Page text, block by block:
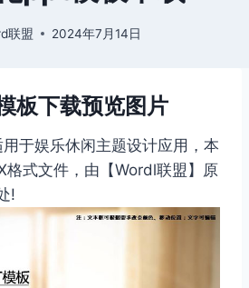
联盟 2024年7月14日
板下载预览图片
于娱乐休闲主题设计应用，本
格式文件，由【Wordl联盟】原
!